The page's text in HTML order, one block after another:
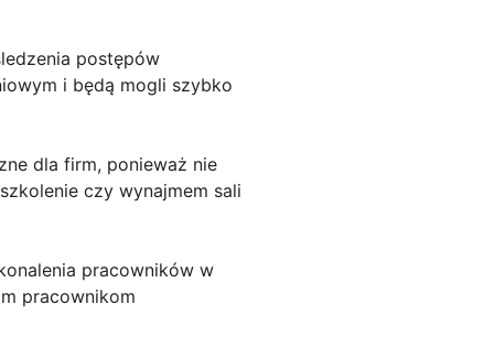
postępów
i będą mogli szybko
dla firm, ponieważ nie
czy wynajmem sali
pracowników w
pracownikom